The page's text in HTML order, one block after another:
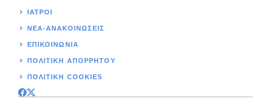
ΙΑΤΡΟΙ
ΝΕΑ-ΑΝΑΚΟΙΝΩΣΕΙΣ
ΕΠΙΚΟΙΝΩΝΊΑ
ΠΟΛΙΤΙΚΉ ΑΠΟΡΡΗΤΟΥ
ΠΟΛΙΤΙΚΗ COOKIES